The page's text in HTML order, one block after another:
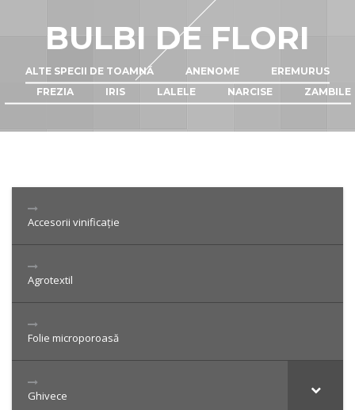
BULBI DE FLORI
ALTE SPECII DE TOAMNĂ ANENOME
EREMURUS
FREZIA
IRIS LALELE NARCISE ZAMBILE
Accesorii vinificație
Agrotextil
Folie microporoasă
Ghivece